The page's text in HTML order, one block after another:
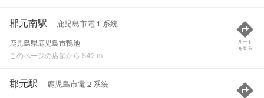
郡元南駅 鹿児島市電１系統
鹿児島県鹿児島市鴨池
このページの店舗から 542 m
ルート
を見る
郡元駅 鹿児島市電２系統